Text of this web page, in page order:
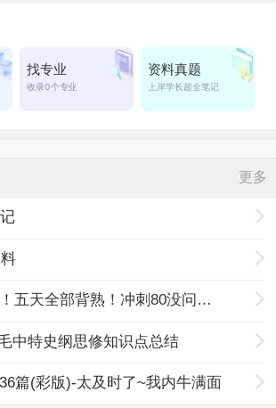
更多
最强政治结构图！五天全部背熟！冲刺80没问题！
中特史纲思修知识点总结
篇(彩版)-太及时了~我内牛满面